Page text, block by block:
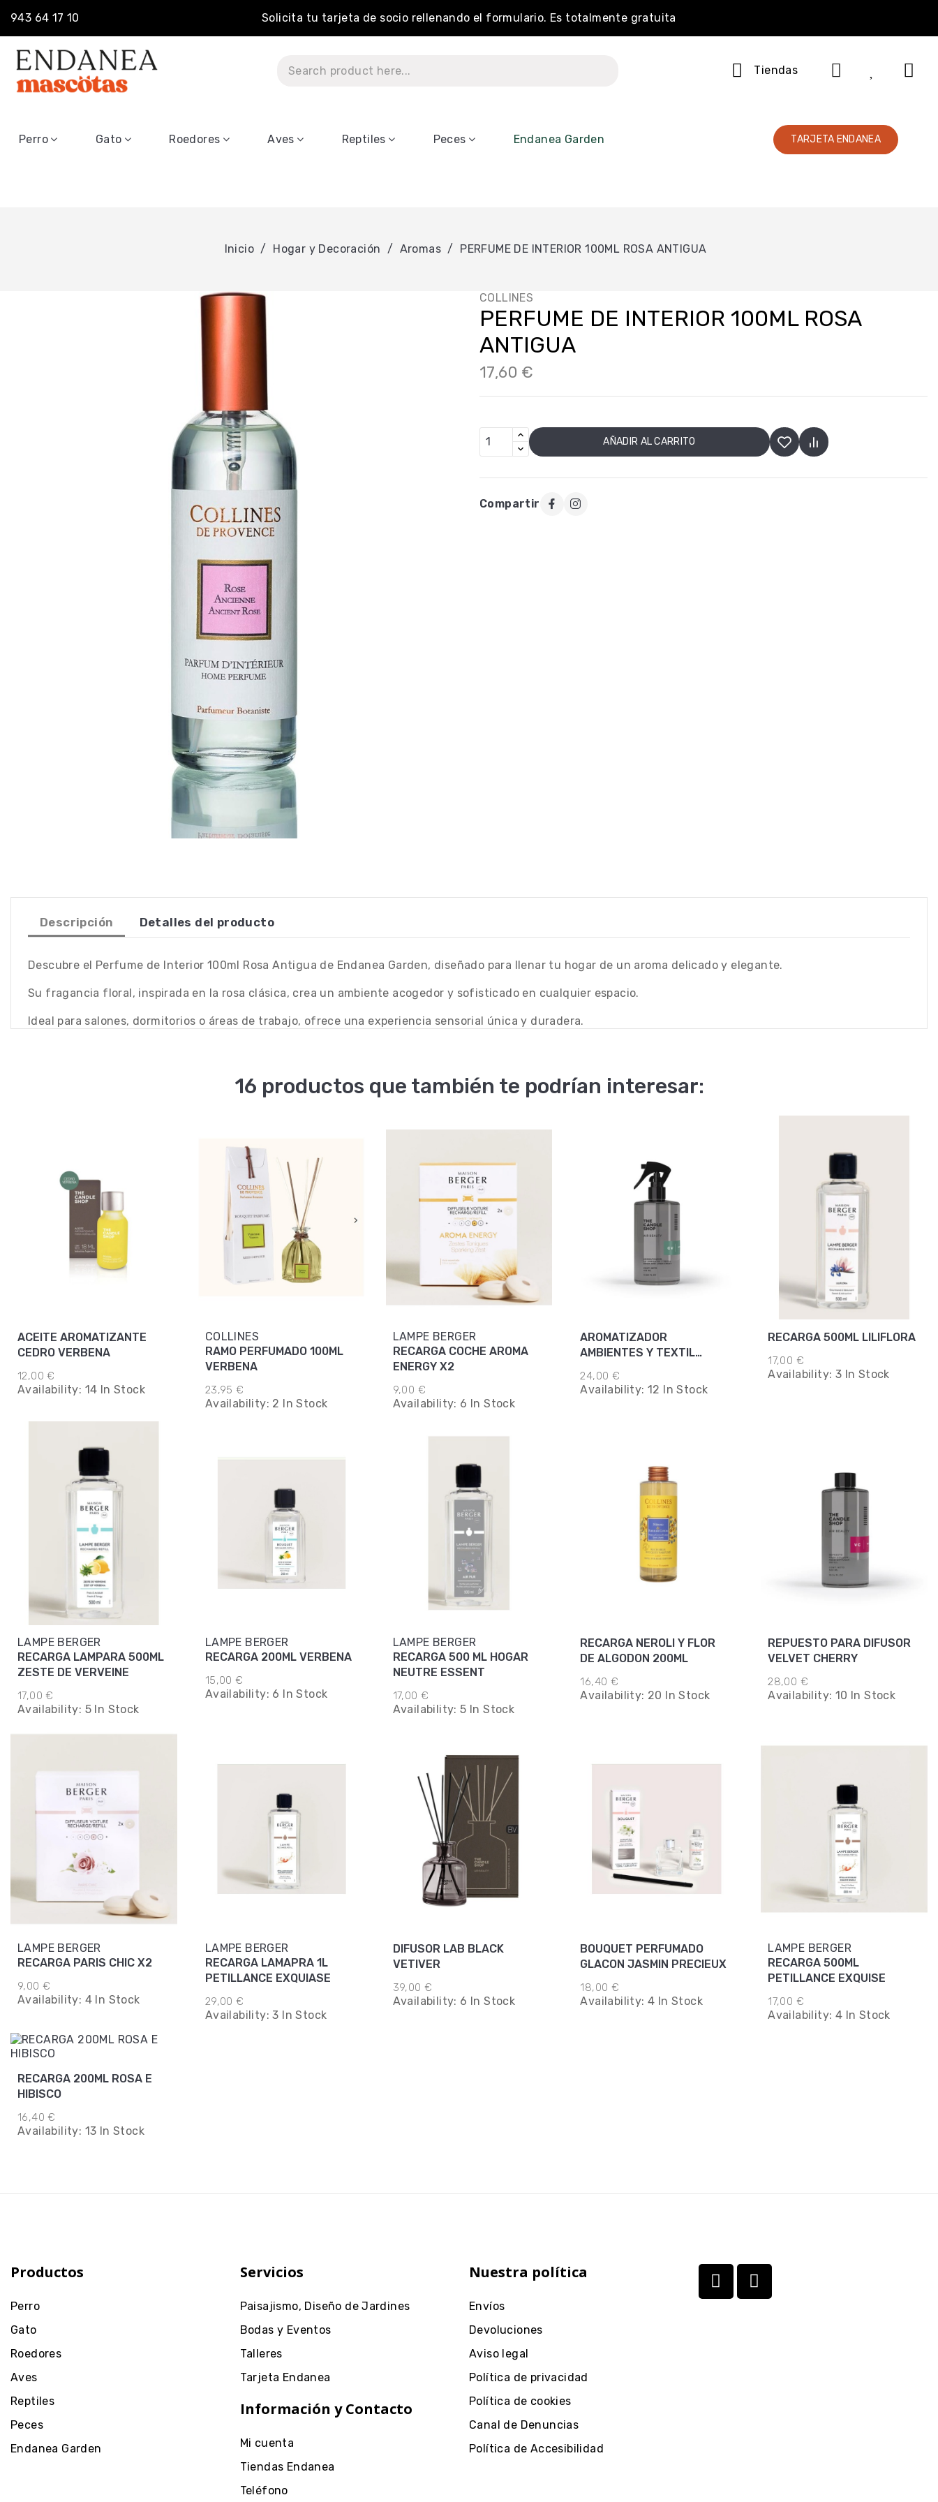
943 64 17 10 Solicita tu tarjeta de socio rellenando el formulario. Es totalmente gratuita
Tiendas
Perro Gato Roedores Aves Reptiles Peces Endanea Garden TARJETA ENDANEA
Inicio Hogar y Decoración Aromas PERFUME DE INTERIOR 100ML ROSA ANTIGUA
COLLINES
PERFUME DE INTERIOR 100ML ROSA
ANTIGUA
17,60 €
AÑADIR AL CARRITO
Compartir
Descripción Detalles del producto
Descubre el Perfume de Interior 100ml Rosa Antigua de Endanea Garden, diseñado para llenar tu hogar de un aroma delicado y elegante.
Su fragancia floral, inspirada en la rosa clásica, crea un ambiente acogedor y sofisticado en cualquier espacio.
Ideal para salones, dormitorios o áreas de trabajo, ofrece una experiencia sensorial única y duradera.
16 productos que también te podrían interesar:
ACEITE AROMATIZANTE
CEDRO VERBENA
12,00 €
Availability: 14 In Stock
COLLINES
RAMO PERFUMADO 100ML
VERBENA
23,95 €
Availability: 2 In Stock
LAMPE BERGER
RECARGA COCHE AROMA
ENERGY X2
9,00 €
Availability: 6 In Stock
AROMATIZADOR
AMBIENTES Y TEXTIL
24,00 €
Availability: 12 In Stock
RECARGA 500ML LILIFLORA
17,00 €
Availability: 3 In Stock
LAMPE BERGER
RECARGA LAMPARA 500ML
ZESTE DE VERVEINE
17,00 €
Availability: 5 In Stock
LAMPE BERGER
RECARGA 200ML VERBENA
15,00 €
Availability: 6 In Stock
LAMPE BERGER
RECARGA 500 ML HOGAR
NEUTRE ESSENT
17,00 €
Availability:5 In Stock
RECARGA NEROLI Y FLOR
DE ALGODON 200ML
16,40 €
Availability: 20 In Stock
REPUESTO PARA DIFUSOR
VELVET CHERRY
28,00 €
Availability: 10 In Stock
LAMPE BERGER
RECARGA PARIS CHIC X2
9,00 €
Availability: 4 In Stock
LAMPE BERGER
RECARGA LAMAPRA 1L
PETILLANCE EXQUIASE
29,00 €
Availability:3 In Stock
DIFUSOR LAB BLACK
VETIVER
39,00 €
Availability: 6 In Stock
BOUQUET PERFUMADO
GLACON JASMIN PRECIEUX
18,00 €
Availability: 4 In Stock
LAMPE BERGER
RECARGA 500ML
PETILLANCE EXQUISE
17,00 €
Availability: 4 In Stock
RECARGA 200ML ROSA E
HIBISCO
16,40 €
Availability: 13 In Stock
Productos
Perro
Gato
Roedores
Aves
Reptiles
Peces
Endanea Garden
Servicios
Paisajismo, Diseño de Jardines
Bodas y Eventos
Talleres
Tarjeta Endanea
Información y Contacto
Mi cuenta
Tiendas Endanea
Teléfono
Nuestra política
Envíos
Devoluciones
Aviso legal
Política de privacidad
Política de cookies
Canal de Denuncias
Política de Accesibilidad